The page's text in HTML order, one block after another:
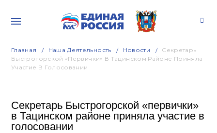
Главная Наша Деятельность Новости
Секретарь
Быстрогорской «первички» В Тацинском Районе Приняла
Участие В Голосовании
Секретарь Быстрогорской «первички»
в Тацинском районе приняла участие в
голосовании